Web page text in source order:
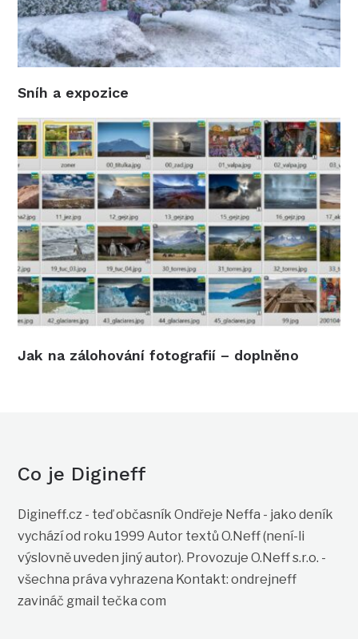
Sníh a expozice
Jak na zálohování fotografií – doplněno
Co je Digineff
Digineff.cz - teď občasník Ondřeje Neffa - jako deník
vychází od roku 1999 Autor textů O.Neff (není-li
výslovně uveden jiný autor). Provozuje O.Neff s.r.o. -
všechna práva vyhrazena Kontakt: ondrejneff
zavináč gmail tečka com